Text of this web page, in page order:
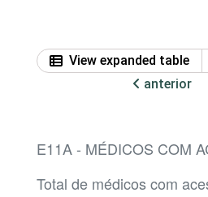
View expanded table
anterior
E11A - MÉDICOS COM
Total de médicos com